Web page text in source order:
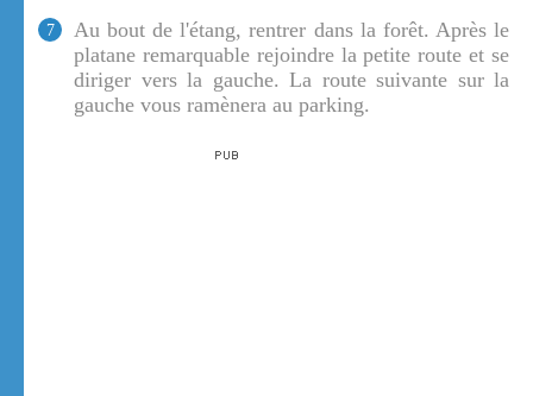
7
Au bout de l'étang, rentrer dans la forêt. Après le
platane remarquable rejoindre la petite route et se
diriger vers la gauche. La route suivante sur la
gauche vous ramènera au parking.